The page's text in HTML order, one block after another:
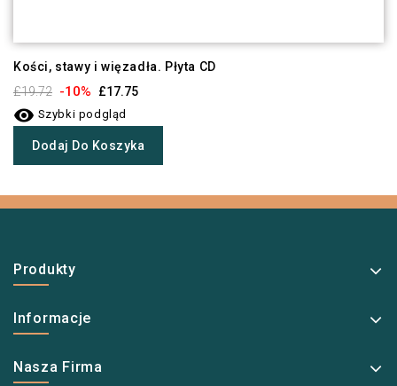
Kości, stawy i więzadła. Płyta CD
£19.72 -10% £17.75
 Szybki podgląd
Dodaj Do Koszyka
Produkty
Informacje
Nasza Firma